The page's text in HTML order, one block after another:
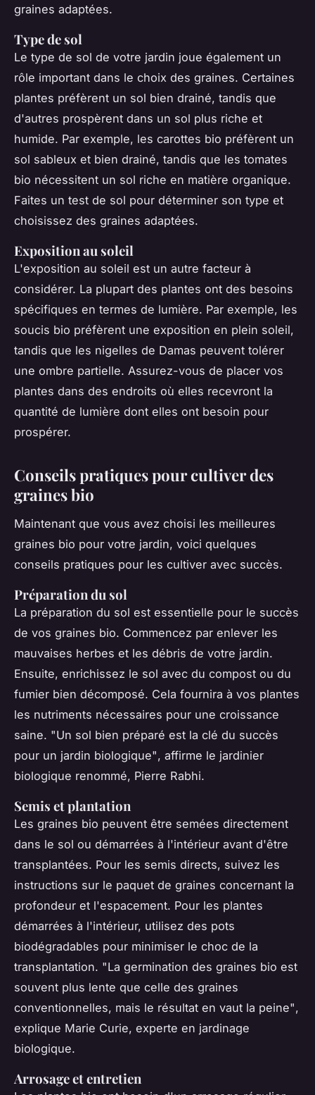
graines adaptées.
Type de sol
Le type de sol de votre jardin joue également un
rôle important dans le choix des graines. Certaines
plantes préfèrent un sol bien drainé, tandis que
d'autres prospèrent dans un sol plus riche et
humide. Par exemple, les carottes bio préfèrent un
sol sableux et bien drainé, tandis que les tomates
bio nécessitent un sol riche en matière organique.
Faites un test de sol pour déterminer son type et
choisissez des graines adaptées.
Exposition au soleil
L'exposition au soleil est un autre facteur à
considérer. La plupart des plantes ont des besoins
spécifiques en termes de lumière. Par exemple, les
soucis bio préfèrent une exposition en plein soleil,
tandis que les nigelles de Damas peuvent tolérer
une ombre partielle. Assurez-vous de placer vos
plantes dans des endroits où elles recevront la
quantité de lumière dont elles ont besoin pour
prospérer.
Conseils pratiques pour cultiver des
graines bio
Maintenant que vous avez choisi les meilleures
graines bio pour votre jardin, voici quelques
conseils pratiques pour les cultiver avec succès.
Préparation du sol
La préparation du sol est essentielle pour le succès
de vos graines bio. Commencez par enlever les
mauvaises herbes et les débris de votre jardin.
Ensuite, enrichissez le sol avec du compost ou du
fumier bien décomposé. Cela fournira à vos plantes
les nutriments nécessaires pour une croissance
saine. "Un sol bien préparé est la clé du succès
pour un jardin biologique", affirme le jardinier
biologique renommé, Pierre Rabhi.
Semis et plantation
Les graines bio peuvent être semées directement
dans le sol ou démarrées à l'intérieur avant d'être
transplantées. Pour les semis directs, suivez les
instructions sur le paquet de graines concernant la
profondeur et l'espacement. Pour les plantes
démarrées à l'intérieur, utilisez des pots
biodégradables pour minimiser le choc de la
transplantation. "La germination des graines bio est
souvent plus lente que celle des graines
conventionnelles, mais le résultat en vaut la peine",
explique Marie Curie, experte en jardinage
biologique.
Arrosage et entretien